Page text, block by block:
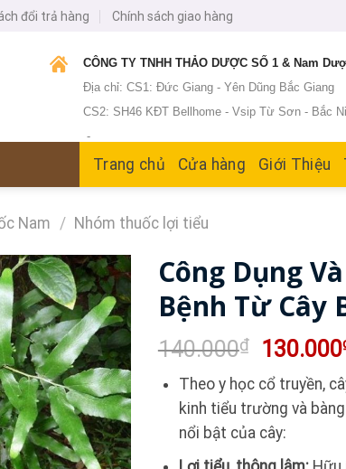
đổi trả hàng Chính sách giao hàng
CÔNG TY TNHH THẢO DƯỢC SỐ 1 & Nam
Địa chỉ: CS1: Đức Giang - Yên Dũng Bắc Giang
CS2: SH46 KĐT Bellhome - Vsip Từ Sơn - Bắc
-
Trang chủ Cửa hàng Giới Thiệu
Nam / Nhóm thuốc lợi tiểu
Công Dụng
Bệnh Từ Cây
140.000₫
Giá
gốc
là:
130.000
Theo y học cổ truyền,
kinh tiểu trường và
nổi bật của cây: